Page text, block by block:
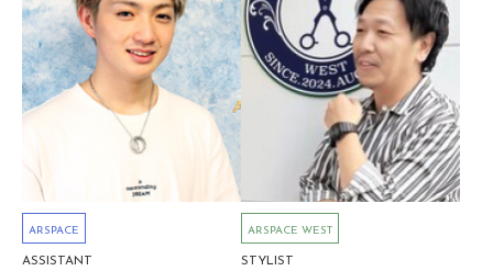
ARSPACE
ASSISTANT
ARSPACE WEST
STYLIST